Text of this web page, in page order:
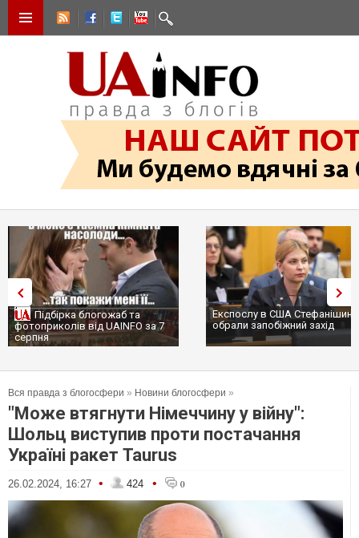
Підбірка блогожаб та
фотоприколів від UAINFO за 7
серпня
Експослу в США
обрали запобіжний захід
Вся правда з блогосфери » Новини блогосфери »
"Може втягнути Німеччину у війну":
Шольц виступив проти постачання
Україні ракет Taurus
26.02.2024, 16:27 • 424 • 0